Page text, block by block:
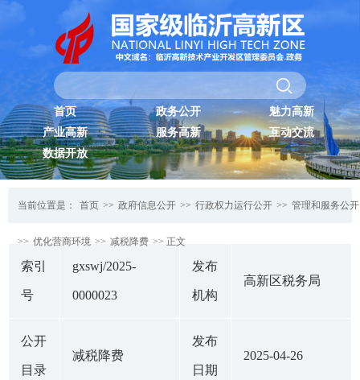
首页 政务公开
魅力高新
产业高新
服务高新
互动交流
数据开放
当前位置是： 首页 >> 政府信息公开 >> 行政权力运行公开 >> 管理和服务公开
>> 优化营商环境 >> 减税降费 >> 正文
索引
号
gxswj/2025-
0000023
发布
机构
高新区税务局
公开
目录
减税降费
发布
日期
2025-04-26